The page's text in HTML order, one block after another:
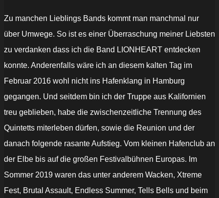
Zu manchen Lieblings Bands kommt man manchmal nur
über Umwege. So ist es einer Überraschung meiner Liebsten
zu verdanken dass ich die Band LIONHEART entdecken
konnte. Anderenfalls wäre ich an diesem kalten Tag im
Februar 2016 wohl nicht ins Hafenklang in Hamburg
gegangen. Und seitdem bin ich der Truppe aus Kalifornien
treu geblieben, habe die zwischenzeitliche Trennung des
Quintetts miterleben dürfen, sowie die Reunion und der
danach folgende rasante Aufstieg. Vom kleinen Hafenclub an
der Elbe bis auf die großen Festivalbühnen Europas. Im
Sommer 2019 waren das unter anderem Wacken, Xtreme
Fest, Brutal Assault, Endless Summer, Tells Bells und beim